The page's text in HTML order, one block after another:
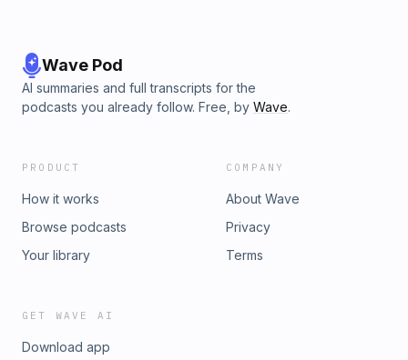
Wave Pod
AI summaries and full transcripts for the
podcasts you already follow. Free, by Wave.
PRODUCT
How it works
Browse podcasts
Your library
COMPANY
About Wave
Privacy
Terms
GET WAVE AI
Download app